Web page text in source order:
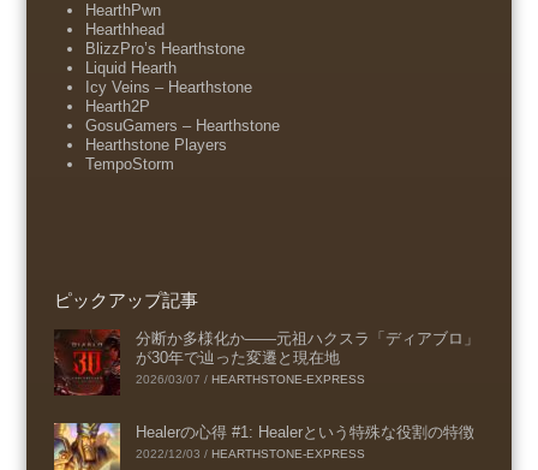
HearthPwn
Hearthhead
BlizzPro’s Hearthstone
Liquid Hearth
Icy Veins – Hearthstone
Hearth2P
GosuGamers – Hearthstone
Hearthstone Players
TempoStorm
ピックアップ記事
分断か多様化か――元祖ハクスラ「ディアブロ」
が30年で辿った変遷と現在地
2026/03/07 / HEARTHSTONE-EXPRESS
Healerの心得 #1: Healerという特殊な役割の特徴
2022/12/03 / HEARTHSTONE-EXPRESS